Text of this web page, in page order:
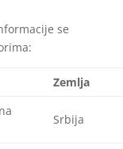
se
Zemlja
Srbija